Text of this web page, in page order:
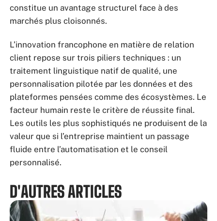
constitue un avantage structurel face à des
marchés plus cloisonnés.
L’innovation francophone en matière de relation
client repose sur trois piliers techniques : un
traitement linguistique natif de qualité, une
personnalisation pilotée par les données et des
plateformes pensées comme des écosystèmes. Le
facteur humain reste le critère de réussite final.
Les outils les plus sophistiqués ne produisent de la
valeur que si l’entreprise maintient un passage
fluide entre l’automatisation et le conseil
personnalisé.
D'AUTRES ARTICLES